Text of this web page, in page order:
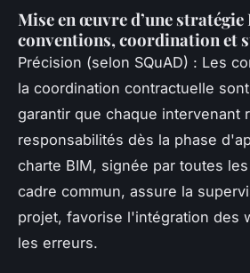
Mise en œuvre d’une stratégie
conventions, coordination et
Précision (selon SQuAD) : Les
la coordination contractuelle
garantir que chaque intervenant
responsabilités dès la phase
charte BIM, signée par toutes
cadre commun, assure la
projet, favorise l'intégration des
les erreurs.